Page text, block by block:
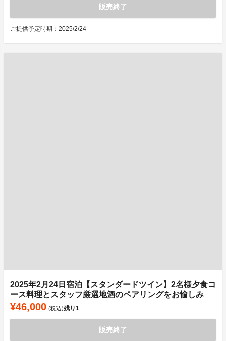
販売終了
ご提供予定時期：2025/2/24
2025年2月24日宿泊【スタンダードツイン】2名様夕食コ
ース料理とスタッフ厳選地酒のペアリングをお愉しみ
¥46,000 (税込)残り1
販売終了